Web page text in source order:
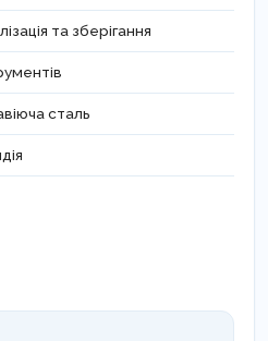
та зберігання
сталь